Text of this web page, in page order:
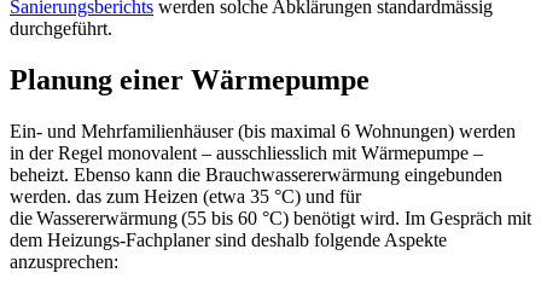
Sanierungsberichts werden solche Abklärungen standardmässig
durchgeführt.
Planung einer Wärmepumpe
Ein- und Mehrfamilienhäuser (bis maximal 6 Wohnungen) werden
in der Regel monovalent – ausschliesslich mit Wärmepumpe –
beheizt. Ebenso kann die Brauchwassererwärmung eingebunden
werden. das zum Heizen (etwa 35 °C) und für
die Wassererwärmung (55 bis 60 °C) benötigt wird. Im Gespräch mit
dem Heizungs-Fachplaner sind deshalb folgende Aspekte
anzusprechen: